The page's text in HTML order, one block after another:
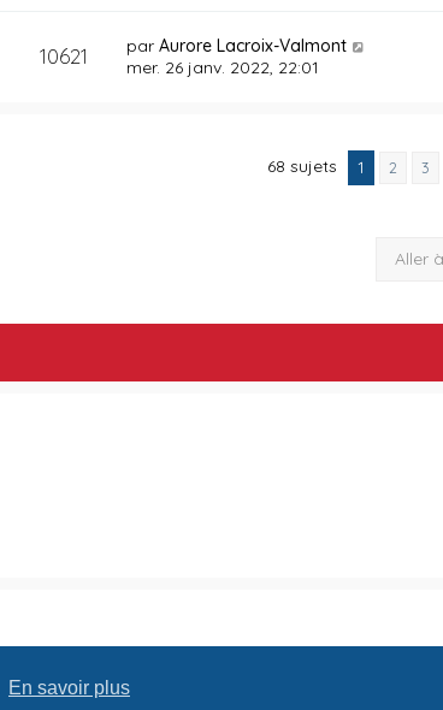
En savoir plus
10621 parAurore Lacroix-Valmont
mer. 26 janv. 2022, 22:01
68 sujets 1 2 3
Aller